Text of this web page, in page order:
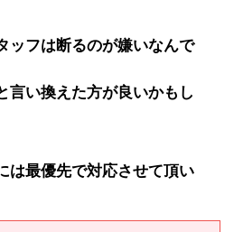
ッフは断るのが嫌いなんで
言い換えた方が良いかもし
は最優先で対応させて頂い